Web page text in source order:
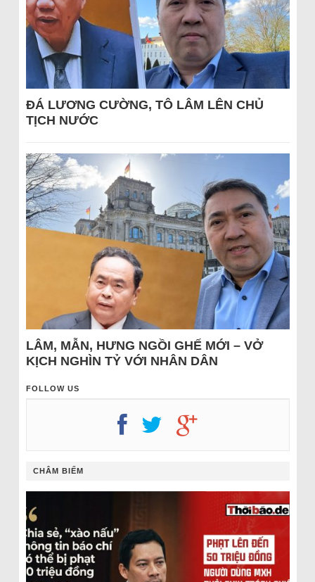
ĐÁ LƯƠNG CƯỜNG, TÔ LÂM LÊN CHỦ
TỊCH NƯỚC
LÂM, MẪN, HƯNG NGỒI GHẾ MỚI – VỞ
KỊCH NGHÌN TỶ VỚI NHÂN DÂN
FOLLOW US
CHÂM BIẾM